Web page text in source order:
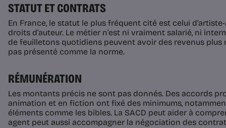
STATUT ET CONTRATS
En France, le statut le plus fréquent cité est celui
droits d’auteur. Le métier n’est ni vraiment salarié, ni
de feuilletons quotidiens peuvent avoir des revenus plus
pas présenté comme la norme.
RÉMUNÉRATION
Les montants précis ne sont pas donnés. Des accords
animation et en fiction ont fixé des minimums,
éléments comme les bibles. La SACD peut aider à
agent peut aussi accompagner la négociation des